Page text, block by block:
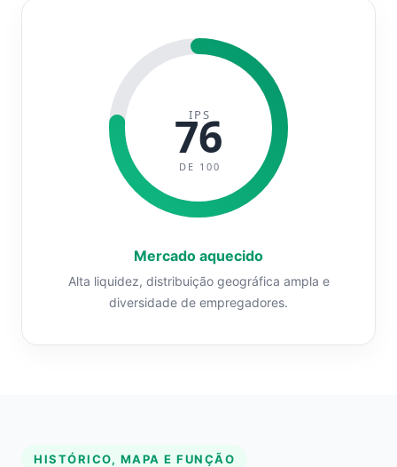
IPS
76
DE 100
Mercado aquecido
Alta liquidez, distribuição geográfica ampla e
diversidade de empregadores.
HISTÓRICO, MAPA E FUNÇÃO